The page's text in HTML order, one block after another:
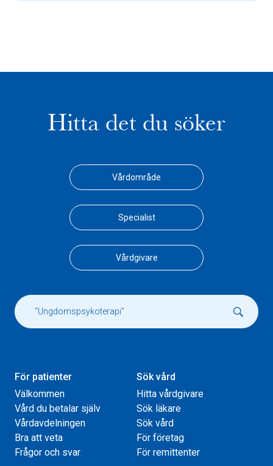
Hitta det du söker
Vårdområde
Specialist
Vårdgivare
För patienter
Välkommen
Vård du betalar själv
Vårdavdelningen
Bra att veta
Frågor och svar
Sök vård
Hitta vårdgivare
Sök läkare
Sök vård
För företag
För remittenter